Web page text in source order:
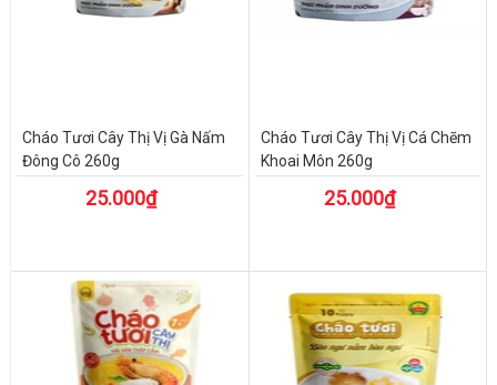
Cháo Tươi Cây Thị Vị Gà Nấm
Đông Cô 260g
25.000₫
Cháo Tươi Cây Thị Vị Cá Chẽm
Khoai Môn 260g
25.000₫